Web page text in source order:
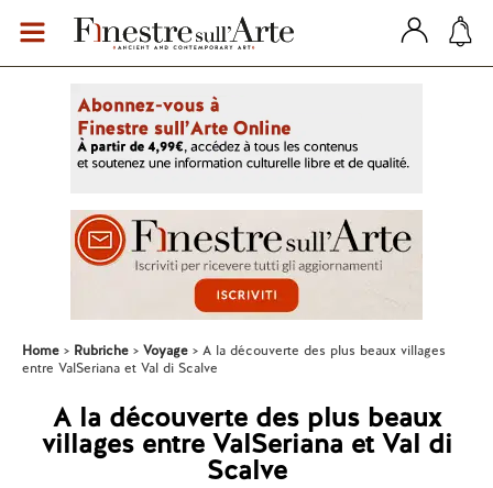
Home Rubriche Voyage
A la découverte des plus beaux villages
entre ValSeriana et Val di Scalve
A la découverte des plus beaux
villages entre ValSeriana et Val di
Scalve